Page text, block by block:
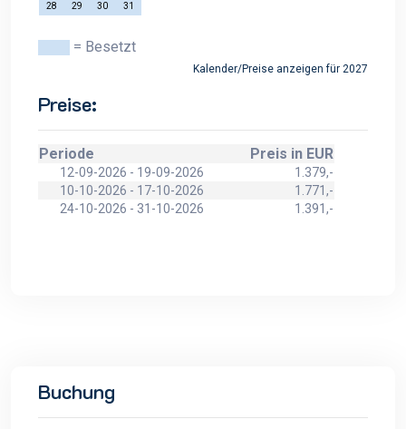
28
29 30 31
= Besetzt
Kalender/Preise anzeigen für 2027
Preise:
Periode Preis in EUR
12-09-2026 - 19-09-2026
1.379,-
10-10-2026 - 17-10-2026
1.771,-
24-10-2026 - 31-10-2026
1.391,-
Buchung